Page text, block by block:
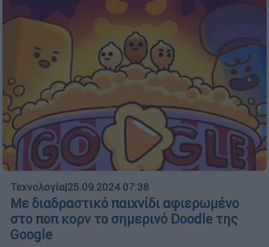
Τεχνολογία|25.09.2024 07:38
Με διαδραστικό παιχνίδι αφιερωμένο
στο ποπ κορν το σημερινό Doodle της
Google